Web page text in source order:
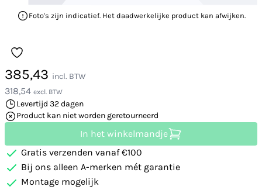
Foto's zijn indicatief. Het daadwerkelijke product kan afwijken.
385,43 incl. BTW
318,54 excl. BTW
Levertijd 32 dagen
Product kan niet worden geretourneerd
In het winkelmandje
Gratis verzenden vanaf €100
Bij ons alleen A-merken mét garantie
Montage mogelijk